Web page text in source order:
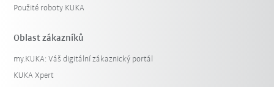
Použité roboty KUKA
Oblast zákazníků
my.KUKA: Váš digitální zákaznický portál
KUKA Xpert